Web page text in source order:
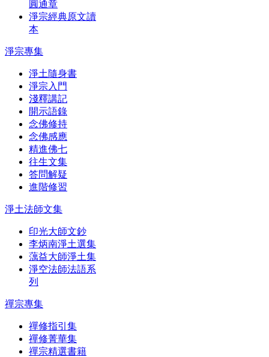
圓通章
淨宗經典原文讀
本
淨宗專集
淨土隨身書
淨宗入門
淺釋講記
開示語錄
念佛修持
念佛感應
精進佛七
往生文集
答問解疑
進階修習
淨土法師文集
印光大師文鈔
李炳南淨土選集
蕅益大師淨土集
淨空法師法語系
列
禪宗專集
禪修指引集
禪修菁華集
禪宗精選書籍